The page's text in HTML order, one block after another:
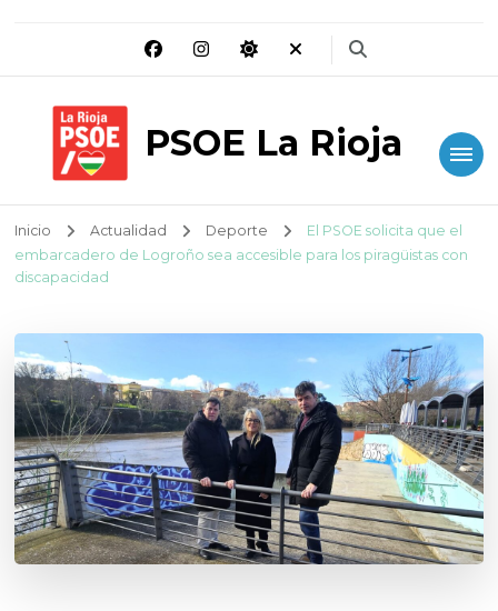
PSOE La Rioja
Inicio Actualidad Deporte
El PSOE solicita que el
embarcadero de Logroño sea accesible para los piragüistas con
discapacidad